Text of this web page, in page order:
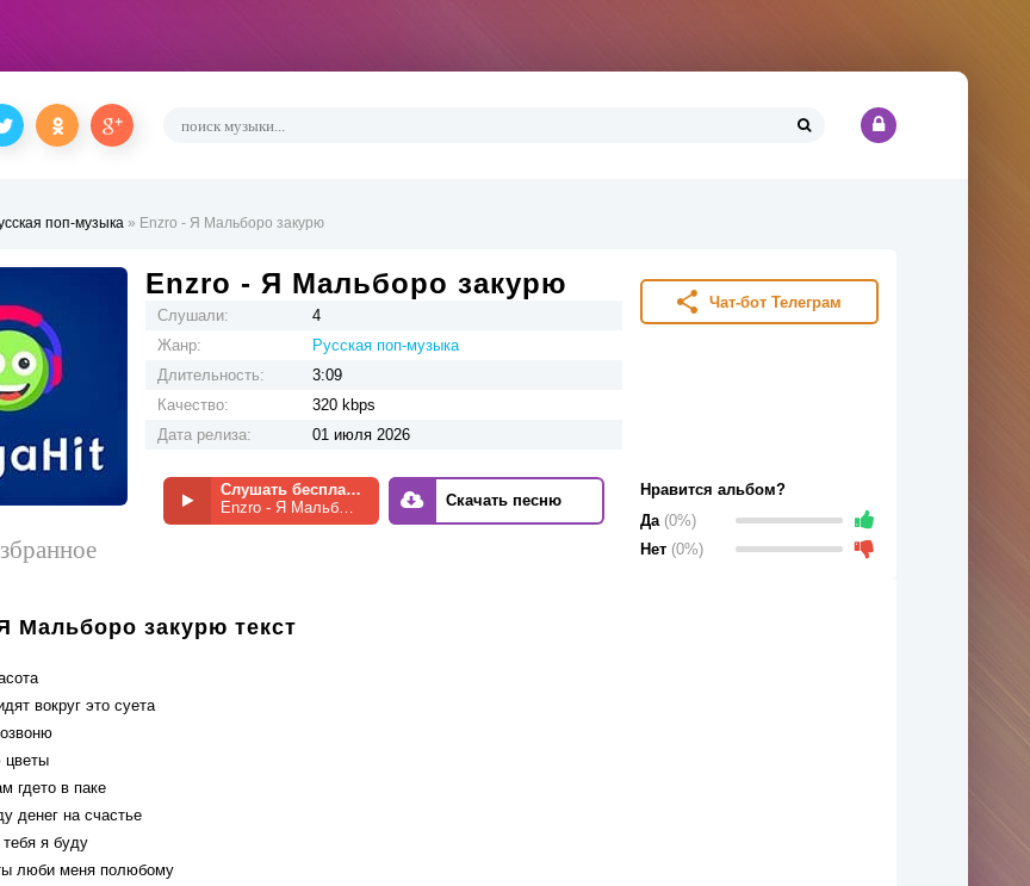
поп-музыка » Enzro - Я Мальборо закурю
Enzro - Я Мальборо закурю
Слушали:
4
Жанр:
Русская поп-музыка
Длительность:
3:09
Качество:
320 kbps
Дата релиза:
01 июля 2026
Слушать бесплатно
Enzro - Я Мальборо закурю
Скачать песню
Чат-бот Телеграм
Нравится альбом?
Да (0%)
Нет (0%)
Мальборо закурю текст
вокруг это суета
цветы
гдето в паке
денег на счастье
я буду
люби меня полюбому